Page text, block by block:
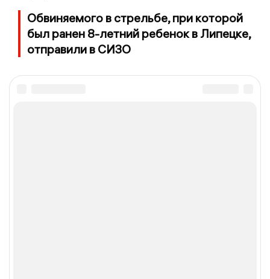
Обвиняемого в стрельбе, при которой
был ранен 8-летний ребенок в Липецке,
отправили в СИЗО